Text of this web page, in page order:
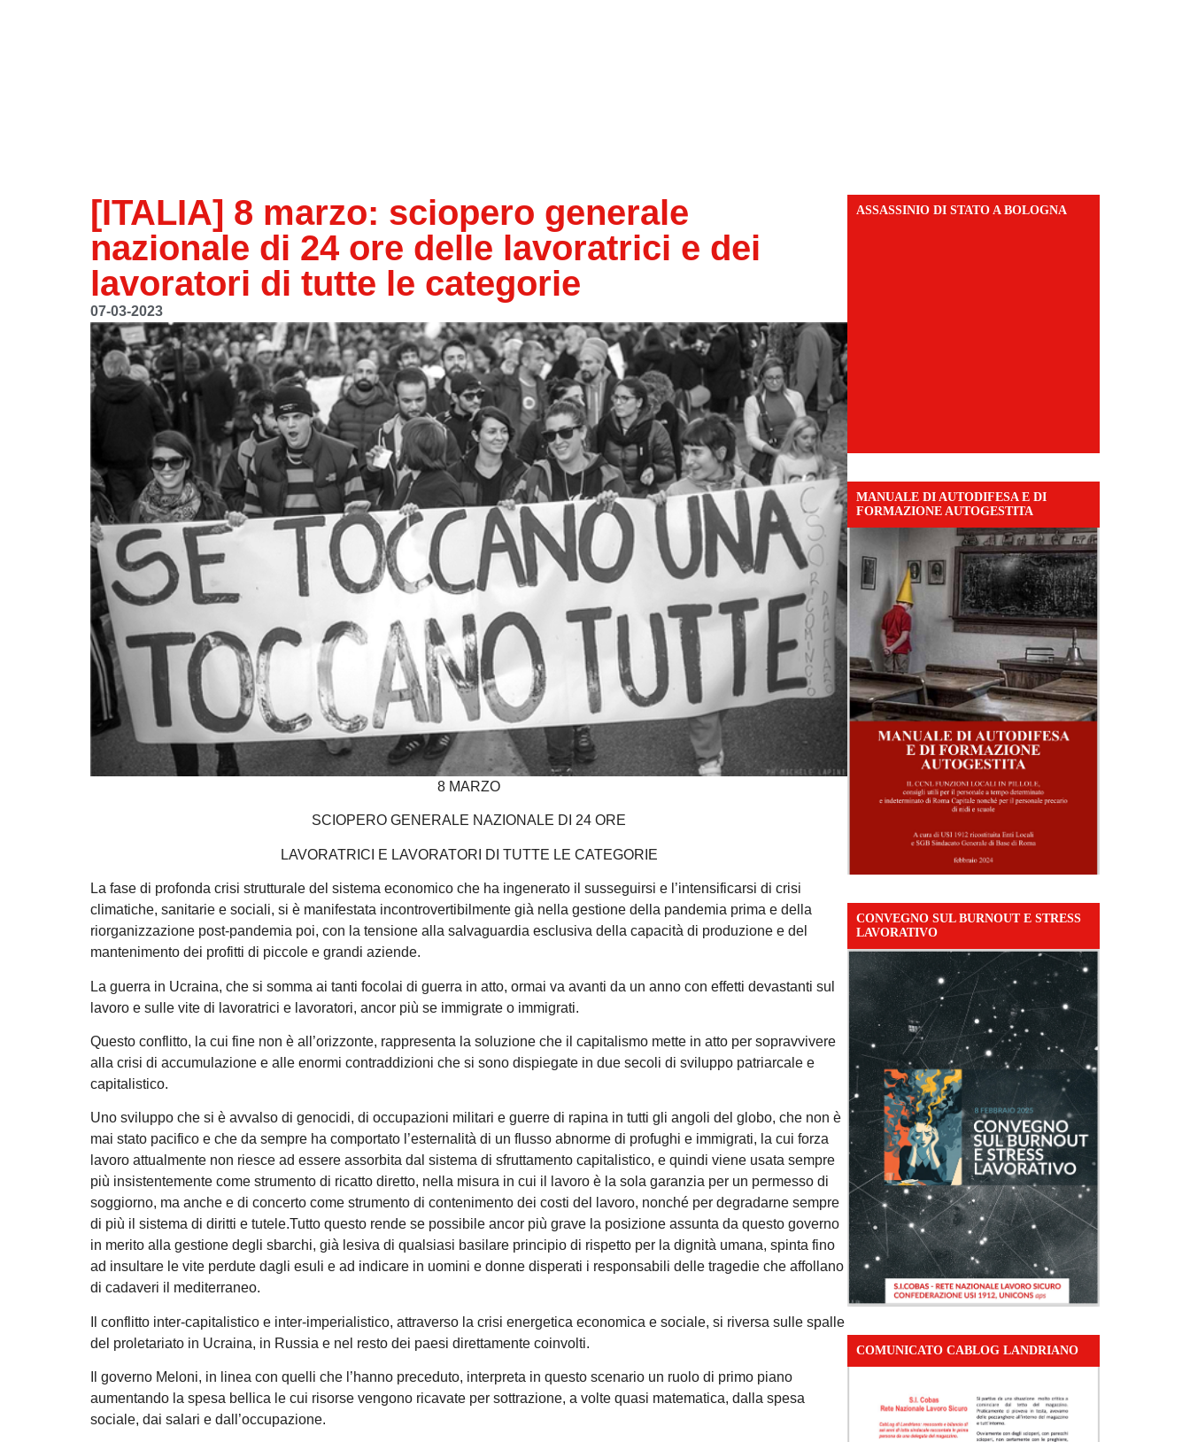
[ITALIA] 8 marzo: sciopero generale
nazionale di 24 ore delle lavoratrici e dei
lavoratori di tutte le categorie
07-03-2023
8 MARZO
SCIOPERO GENERALE NAZIONALE DI 24 ORE
LAVORATRICI E LAVORATORI DI TUTTE LE CATEGORIE
La fase di profonda crisi strutturale del sistema economico che ha ingenerato il susseguirsi e l’intensificarsi di crisi
climatiche, sanitarie e sociali, si è manifestata incontrovertibilmente già nella gestione della pandemia prima e della
riorganizzazione post-pandemia poi, con la tensione alla salvaguardia esclusiva della capacità di produzione e del
mantenimento dei profitti di piccole e grandi aziende.
La guerra in Ucraina, che si somma ai tanti focolai di guerra in atto, ormai va avanti da un anno con effetti devastanti sul
lavoro e sulle vite di lavoratrici e lavoratori, ancor più se immigrate o immigrati.
Questo conflitto, la cui fine non è all’orizzonte, rappresenta la soluzione che il capitalismo mette in atto per sopravvivere
alla crisi di accumulazione e alle enormi contraddizioni che si sono dispiegate in due secoli di sviluppo patriarcale e
capitalistico.
Uno sviluppo che si è avvalso di genocidi, di occupazioni militari e guerre di rapina in tutti gli angoli del globo, che non è
mai stato pacifico e che da sempre ha comportato l’esternalità di un flusso abnorme di profughi e immigrati, la cui forza
lavoro attualmente non riesce ad essere assorbita dal sistema di sfruttamento capitalistico, e quindi viene usata sempre
più insistentemente come strumento di ricatto diretto, nella misura in cui il lavoro è la sola garanzia per un permesso di
soggiorno, ma anche e di concerto come strumento di contenimento dei costi del lavoro, nonché per degradarne sempre
di più il sistema di diritti e tutele.Tutto questo rende se possibile ancor più grave la posizione assunta da questo governo
in merito alla gestione degli sbarchi, già lesiva di qualsiasi basilare principio di rispetto per la dignità umana, spinta fino
ad insultare le vite perdute dagli esuli e ad indicare in uomini e donne disperati i responsabili delle tragedie che affollano
di cadaveri il mediterraneo.
Il conflitto inter-capitalistico e inter-imperialistico, attraverso la crisi energetica economica e sociale, si riversa sulle spalle
del proletariato in Ucraina, in Russia e nel resto dei paesi direttamente coinvolti.
Il governo Meloni, in linea con quelli che l’hanno preceduto, interpreta in questo scenario un ruolo di primo piano
aumentando la spesa bellica le cui risorse vengono ricavate per sottrazione, a volte quasi matematica, dalla spesa
sociale, dai salari e dall’occupazione.
ASSASSINIO DI STATO A BOLOGNA
MANUALE DI AUTODIFESA E DI
FORMAZIONE AUTOGESTITA
CONVEGNO SUL BURNOUT E STRESS
LAVORATIVO
COMUNICATO CABLOG LANDRIANO